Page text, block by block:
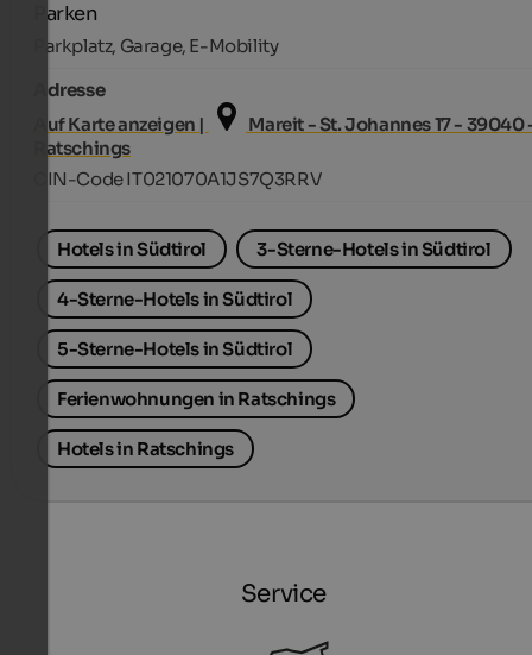
Parken
Parkplatz, Garage, E-Mobility
Adresse
Auf Karte anzeigen |
Mareit - St. Johannes 17 - 39040
Ratschings
CIN-Code IT021070A1JS7Q3RRV
Hotels in Südtirol 3-Sterne-Hotels in Südtirol
4-Sterne-Hotels in Südtirol
5-Sterne-Hotels in Südtirol
Ferienwohnungen in Ratschings
Hotels in Ratschings
Service